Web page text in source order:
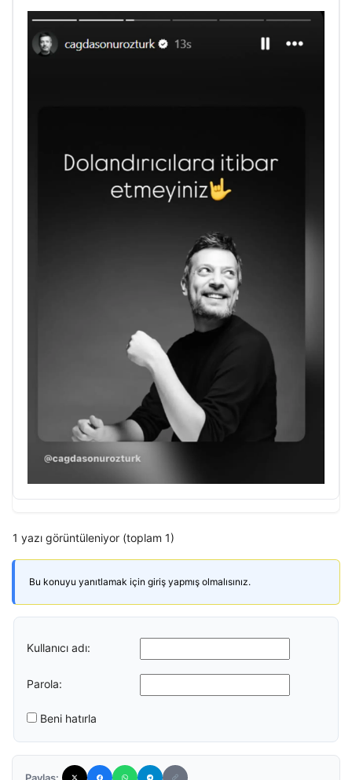
1 yazı görüntüleniyor (toplam 1)
Bu konuyu yanıtlamak için giriş yapmış olmalısınız.
Kullanıcı adı:
Parola:
Beni hatırla
Paylaş: